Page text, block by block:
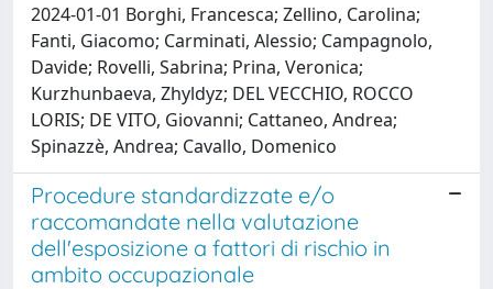
2024-01-01 Borghi, Francesca; Zellino, Carolina;
Fanti, Giacomo; Carminati, Alessio; Campagnolo,
Davide; Rovelli, Sabrina; Prina, Veronica;
Kurzhunbaeva, Zhyldyz; DEL VECCHIO, ROCCO
LORIS; DE VITO, Giovanni; Cattaneo, Andrea;
Spinazzè, Andrea; Cavallo, Domenico
Procedure standardizzate e/o
raccomandate nella valutazione
dell'esposizione a fattori di rischio in
ambito occupazionale